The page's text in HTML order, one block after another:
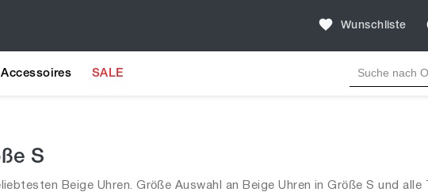
Wunschliste
Accessoires SALE
S
Beige Uhren. Größe Auswahl an Beige Uhren in Größe S und alle